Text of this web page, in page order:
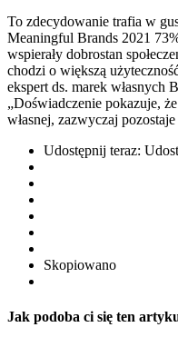
To zdecydowanie trafia w
Meaningful Brands 2021
wspierały dobrostan
chodzi o większą
ekspert ds. marek własnych
„Doświadczenie pokazuje,
własnej, zazwyczaj
Udostępnij teraz:
Skopiowano
Jak podoba ci się ten